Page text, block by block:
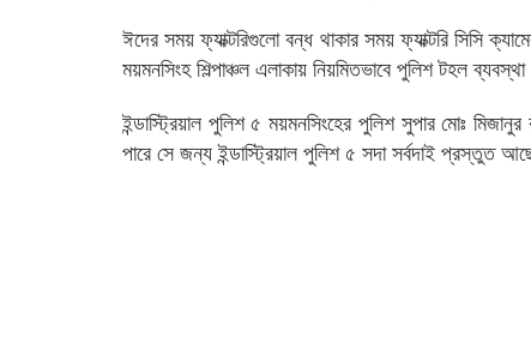
ঈদের সময় ফ্যাক্টরিগুলো বন্ধ থাকার সময় ফ্যাক্টরি সিসি
ময়মনসিংহ শিল্পাঞ্চল এলাকায় নিয়মিতভাবে পুলিশ টহল
ইন্ডাস্ট্রিয়াল পুলিশ ৫ ময়মনসিংহের পুলিশ সুপার মোঃ
পারে সে জন্য ইন্ডাস্ট্রিয়াল পুলিশ ৫ সদা সর্বদাই প্রস্তুত